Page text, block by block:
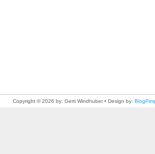
Copyright © 2026 by: Gerti Windhuber • Design by: